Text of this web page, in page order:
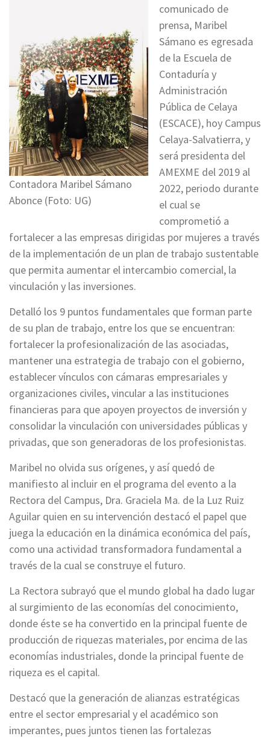
Contadora Maribel Sámano
Abonce (Foto: UG)
comunicado de
prensa, Maribel
Sámano es egresada
de la Escuela de
Contaduría y
Administración
Pública de Celaya
(ESCACE), hoy Campus
Celaya-Salvatierra, y
será presidenta del
AMEXME del 2019 al
2022, periodo durante
el cual se
comprometió a
fortalecer a las empresas dirigidas por mujeres a través
de la implementación de un plan de trabajo sustentable
que permita aumentar el intercambio comercial, la
vinculación y las inversiones.
Detalló los 9 puntos fundamentales que forman parte
de su plan de trabajo, entre los que se encuentran:
fortalecer la profesionalización de las asociadas,
mantener una estrategia de trabajo con el gobierno,
establecer vínculos con cámaras empresariales y
organizaciones civiles, vincular a las instituciones
financieras para que apoyen proyectos de inversión y
consolidar la vinculación con universidades públicas y
privadas, que son generadoras de los profesionistas.
Maribel no olvida sus orígenes, y así quedó de
manifiesto al incluir en el programa del evento a la
Rectora del Campus, Dra. Graciela Ma. de la Luz Ruiz
Aguilar quien en su intervención destacó el papel que
juega la educación en la dinámica económica del país,
como una actividad transformadora fundamental a
través de la cual se construye el futuro.
La Rectora subrayó que el mundo global ha dado lugar
al surgimiento de las economías del conocimiento,
donde éste se ha convertido en la principal fuente de
producción de riquezas materiales, por encima de las
economías industriales, donde la principal fuente de
riqueza es el capital.
Destacó que la generación de alianzas estratégicas
entre el sector empresarial y el académico son
imperantes, pues juntos tienen las fortalezas